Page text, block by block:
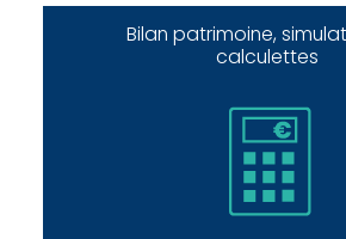
Bilan patrimoine,
calculettes